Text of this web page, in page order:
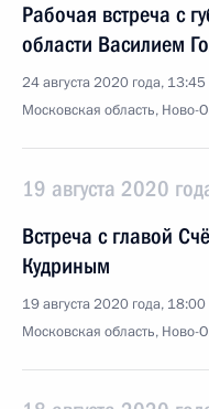
Рабочая встреча с
области Василием
24 августа 2020 года, 13:45
Московская область, Ново-
19 августа 2020
Встреча с главой
Кудриным
19 августа 2020 года, 18:00
Московская область, Ново-